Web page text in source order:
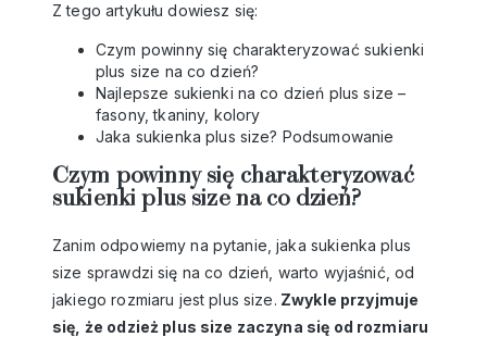
Z tego artykułu dowiesz się:
Czym powinny się charakteryzować sukienki
plus size na co dzień?
Najlepsze sukienki na co dzień plus size –
fasony, tkaniny, kolory
Jaka sukienka plus size? Podsumowanie
Czym powinny się charakteryzować
sukienki plus size na co dzień?
Zanim odpowiemy na pytanie, jaka sukienka plus
size sprawdzi się na co dzień, warto wyjaśnić, od
jakiego rozmiaru jest plus size. Zwykle przyjmuje
się, że odzież plus size zaczyna się od rozmiaru